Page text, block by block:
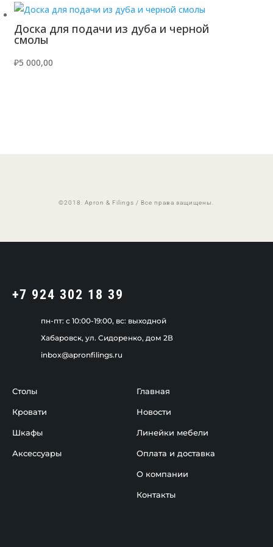
Доска для подачи из дуба и черной
смолы
₽5 000,00
©2018. Apron & Filings / Все права защищены.
+7 924 302 18 39
пн-пт: c 10:00-19:00, вс: выходной
Хабаровск, ул. Сидоренко, дом 2В
inbox@apronfilings.ru
Столы
Кровати
Шкафы
Аксессуары
Главная
Новости
Линейки мебели
Оплата и доставка
О компании
Контакты